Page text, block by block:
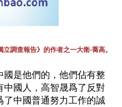
調查報告》的作者之一大衛-喬高。
國是他們的，他們佔有整
中國人，高智晟爲了反對
了中國普通努力工作的誠